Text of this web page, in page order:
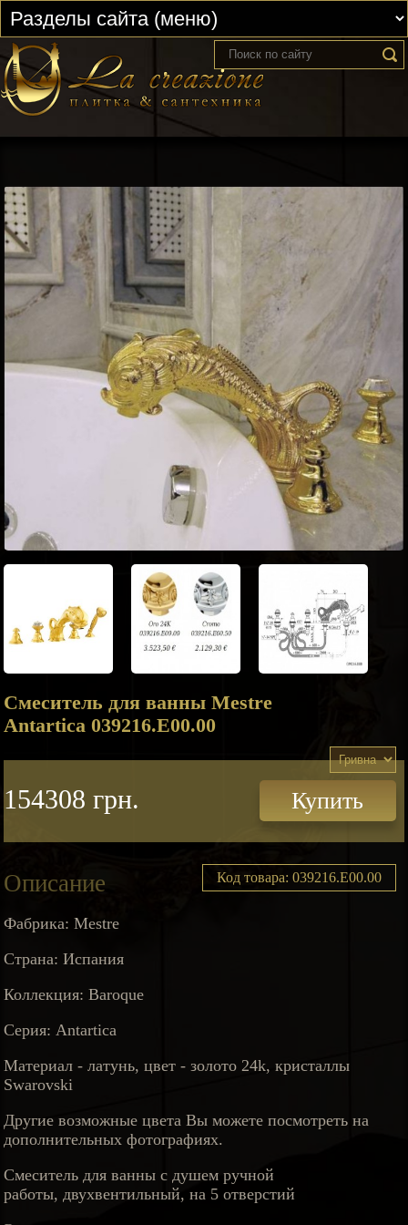
Смеситель для ванны Mestre
Antartica 039216.E00.00
154308 грн. Купить
Описание Код товара: 039216.E00.00
Фабрика: Mestre
Страна: Испания
Коллекция: Baroque
Серия: Antartica
Материал - латунь, цвет - золото 24k, кристаллы
Swarovski
Другие возможные цвета Вы можете посмотреть на
дополнительных фотографиях.
Смеситель для ванны с душем ручной
работы, двухвентильный, на 5 отверстий